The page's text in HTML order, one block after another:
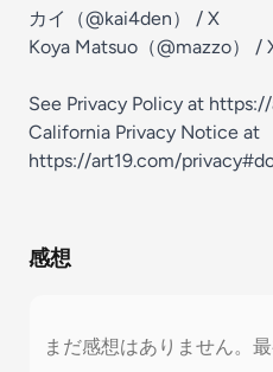
カイ（@kai4den） / X
Koya Matsuo（@mazzo） /
See Privacy Policy at
California Privacy Notice at
https://art19.com/
感想
まだ感想はありません。